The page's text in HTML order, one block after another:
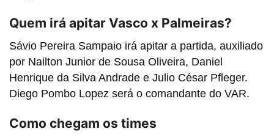
Quem irá apitar Vasco x Palmeiras?
Sávio Pereira Sampaio irá apitar a partida, auxiliado
por Nailton Junior de Sousa Oliveira, Daniel
Henrique da Silva Andrade e Julio César Pfleger.
Diego Pombo Lopez será o comandante do VAR.
Como chegam os times